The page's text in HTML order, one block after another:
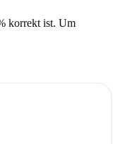
korrekt ist. Um